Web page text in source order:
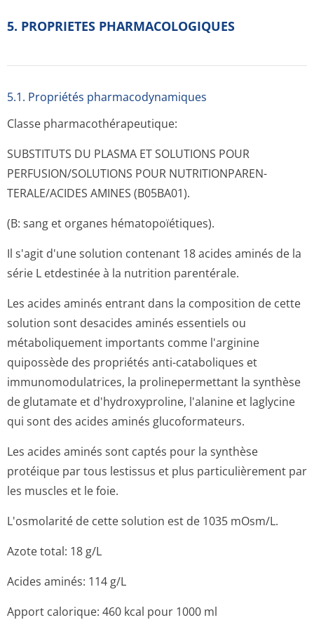
5. PROPRIETES PHARMACOLOGIQUES
5.1. Propriétés pharmacodynami­ques
Classe pharmacothéra­peutique:
SUBSTITUTS DU PLASMA ET SOLUTIONS POUR
PERFUSION/SOLUTIONS POUR NUTRITIONPAREN­
TERALE/ACIDES AMINES (B05BA01).
(B: sang et organes hématopoïétiques).
Il s'agit d'une solution contenant 18 acides aminés de la
série L etdestinée à la nutrition parentérale.
Les acides aminés entrant dans la composition de cette
solution sont desacides aminés essentiels ou
métaboliquement importants comme l'arginine
quipossède des propriétés anti-cataboliques et
immunomodulatrices, la prolinepermettant la synthèse
de glutamate et d'hydroxyproline, l'alanine et laglycine
qui sont des acides aminés glucoformateurs.
Les acides aminés sont captés pour la synthèse
protéique par tous lestissus et plus particulièrement par
les muscles et le foie.
L'osmolarité de cette solution est de 1035 mOsm/L.
Azote total: 18 g/L
Acides aminés: 114 g/L
Apport calorique: 460 kcal pour 1000 ml